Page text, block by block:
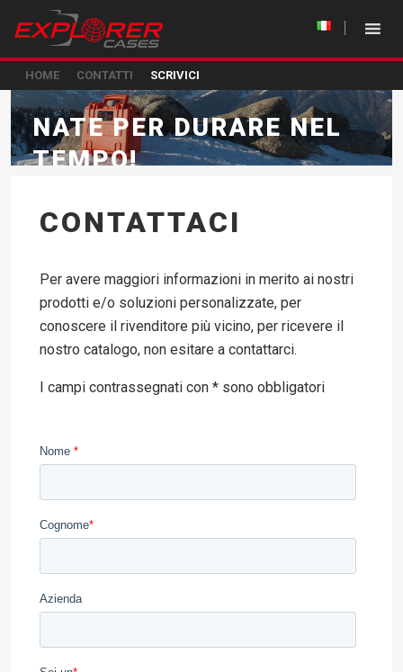
HOME CONTATTI SCRIVICI
NATE PER DURARE NEL
TEMPO!
CONTATTACI
Per avere maggiori informazioni in merito ai nostri
prodotti e/o soluzioni personalizzate, per
conoscere il rivenditore più vicino, per ricevere il
nostro catalogo, non esitare a contattarci.
I campi contrassegnati con * sono obbligatori